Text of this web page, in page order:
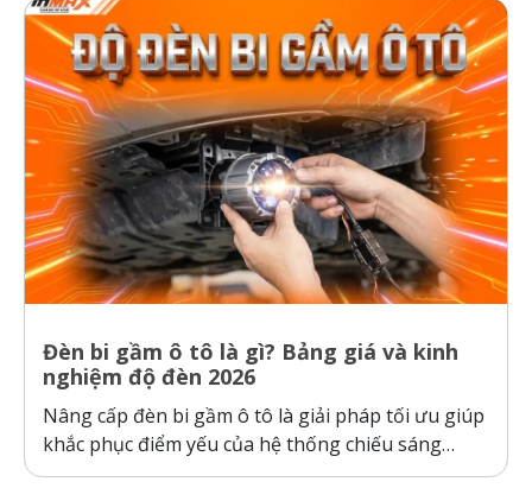
các dòng phim cách nhiệt cơ chế phản xạ và hấp
thụ...
Đèn bi gầm ô tô là gì? Bảng giá và kinh
nghiệm độ đèn 2026
Nâng cấp đèn bi gầm ô tô là giải pháp tối ưu giúp
khắc phục điểm yếu của hệ thống chiếu sáng
nguyên bản của xe, đảm bảo an toàn khi di